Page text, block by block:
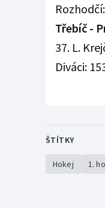
Třebíč -
37. L.
Diváci:
ŠTÍTKY
Hokej 1.